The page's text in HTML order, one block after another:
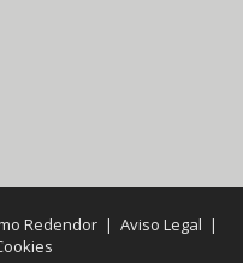
Redendor |Aviso Legal |